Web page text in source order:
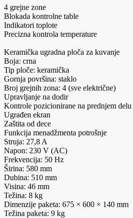
4 grejne zone
Blokada kontrolne table
Indikatori toplote
Precizna kontrola temperature
Keramička ugradna ploča za kuvanje
Boja: crna
Tip ploče: keramička
Gornja površina: staklo
Broj grejnih zona: 4 (sve električne)
Upravljanje na dodir
Kontrole pozicionirane na prednjem delu
Ugrađen ekran
Zaštita od dece
Funkcija menadžmenta potrošnje
Struja: 27,8 A
Napon: 230 V (AC)
Frekvencija: 50 Hz
Širina: 580 mm
Dubina: 510 mm
Visina: 46 mm
Težina: 8 kg
Dimenzije paketa: 675 × 600 × 140 mm
Težina paketa: 9 kg